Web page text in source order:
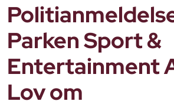
Parken Sport &
Entertainment
Lov om